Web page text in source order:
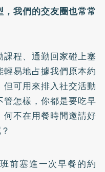
我們的交友圈也常常
程、通勤回家碰上塞
易地占據我們原本約
可用來排入社交活動
怎樣，你都是要吃早
不在用餐時間邀請好
前塞進一次早餐的約